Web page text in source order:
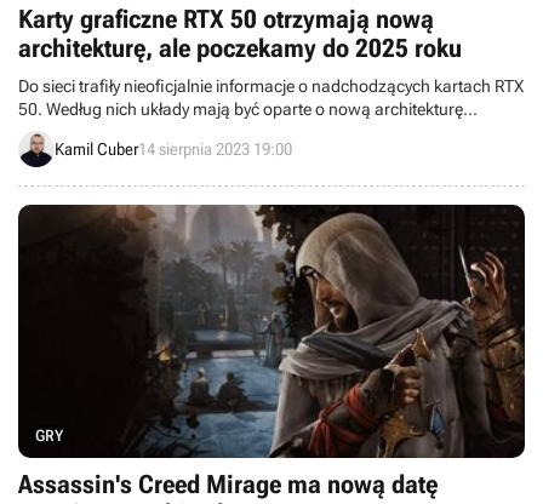
Karty graficzne RTX 50 otrzymają nową
architekturę, ale poczekamy do 2025 roku
Do sieci trafiły nieoficjalnie informacje o nadchodzących kartach RTX
50. Według nich układy mają być oparte o nową architekturę
Blackwell.
Kamil Cuber14 sierpnia 2023 19:00
GRY
Assassin's Creed Mirage ma nową datę